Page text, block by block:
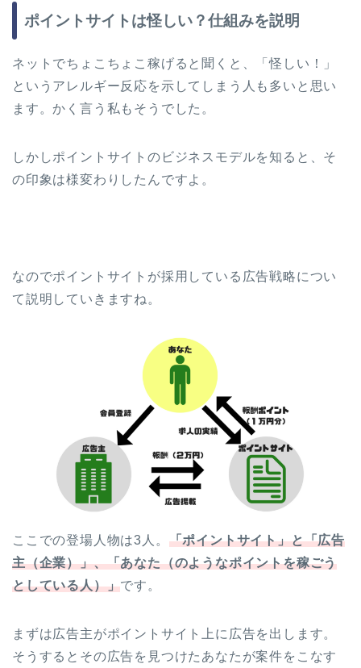
ポイントサイトは怪しい？仕組みを説明
ネットでちょこちょこ稼げると聞くと、「怪しい！」
というアレルギー反応を示してしまう人も多いと思い
ます。かく言う私もそうでした。
しかしポイントサイトのビジネスモデルを知ると、そ
の印象は様変わりしたんですよ。
なのでポイントサイトが採用している広告戦略につい
て説明していきますね。
ここでの登場人物は3人。 「ポイントサイト」と「広告
主（企業）」、「あなた（のようなポイントを稼ごう
としている人）」です。
まずは広告主がポイントサイト上に広告を出します。
そうするとその広告を見つけたあなたが案件をこなす